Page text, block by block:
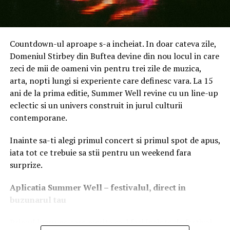
Angajament pentru sănătate și
mediu
Un element apreciat de clienți este utilizarea exclusivă a
unor
produse ecologice
, sigure atât pentru sănătatea
copiilor și animalelor de companie, cât și pentru
angajații din spațiile comerciale. Această abordare vine
în completarea unei echipe formate din personal
calificat, verificat riguros înainte de angajare, care
respectă discreția și programul fiecărui client.
Experiență acumulată din 2016
înțeleg aceste reguli și le pot aplica natural în
2. Competențele digitale: De la
utilizare de bază la instrumente
profesionale
Într-o lume interconectată, alfabetizarea digitală a
devenit la fel de importantă ca scrisul sau cititul.
navigheze pe internet, ci tineri capabili să utilizeze
instrumente digitale specifice meseriei lor:
Instrumente digitale esențiale la
locul de muncă
Sisteme de gestionare și scanare:Utilizarea
Countdown-ul aproape s-a incheiat. In doar cateva zile,
Domeniul Stirbey din Buftea devine din nou locul in care
zeci de mii de oameni vin pentru trei zile de muzica,
arta, nopti lungi si experiente care definesc vara. La 15
ani de la prima editie, Summer Well revine cu un line-up
eclectic si un univers construit in jurul culturii
contemporane.
Inainte sa-ti alegi primul concert si primul spot de apus,
iata tot ce trebuie sa stii pentru un weekend fara
surprize.
Aplicatia Summer Well– festivalul, direct in
buzunarul tau